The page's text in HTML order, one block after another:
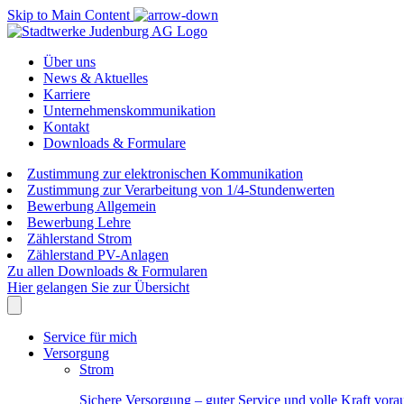
Skip to Main Content
Über uns
News & Aktuelles
Karriere
Unternehmenskommunikation
Kontakt
Downloads & Formulare
Zustimmung zur elektronischen Kommunikation
Zustimmung zur Verarbeitung von 1/4-Stundenwerten
Bewerbung Allgemein
Bewerbung Lehre
Zählerstand Strom
Zählerstand PV-Anlagen
Zu allen Downloads & Formularen
Hier gelangen Sie zur Übersicht
Service für mich
Versorgung
Strom
Sichere Versorgung – guter Service und volle Kraft